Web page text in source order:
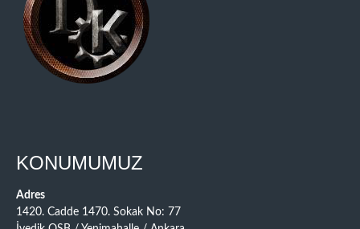
KONUMUMUZ
Adres
1420. Cadde 1470. Sokak No: 77